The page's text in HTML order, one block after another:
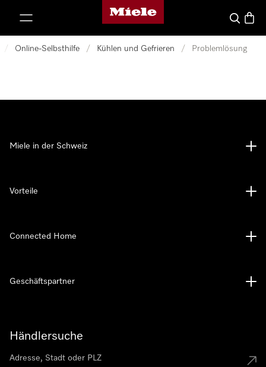
Miele-Homepage
Suche
/ Online-Selbsthilfe / Kühlen und Gefrieren / Problemlösung
Händlersuche
Miele in der Schweiz
Vorteile
Connected Home
Geschäftspartner